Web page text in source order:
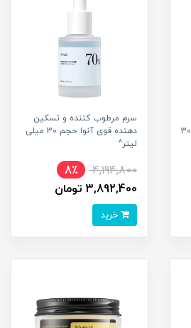
دهنده پوست اوردینری حجم 30
سرم مرطوب کننده و تسکین
دهنده قوی آنوا حجم 30 میلی
لیتر^
4,194,800
8٪
3,892,400 تومان